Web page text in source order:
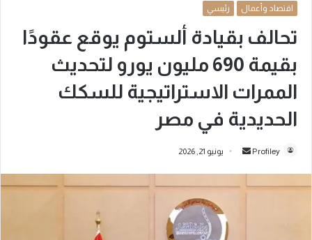
اقتصاد وأعمال رئيسي
تحالف بقيادة ألستوم يوقع عقودًا
بقيمة 690 مليون يورو لتحديث
الممرات الاستراتيجية للسكك
الحديدية في مصر
Profiley
س
يونيو 21, 2026